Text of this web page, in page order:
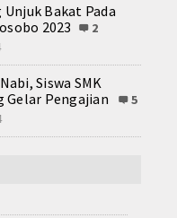
Unjuk Bakat Pada
2023
2
Siswa SMK
Gelar Pengajian
5